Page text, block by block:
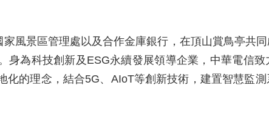
風景區管理處以及合作金庫銀行，在頂山賞鳥亭共
為科技創新及ESG永續發展領導企業，中華電信
的理念，結合5G、AIoT等創新技術，建置智慧監